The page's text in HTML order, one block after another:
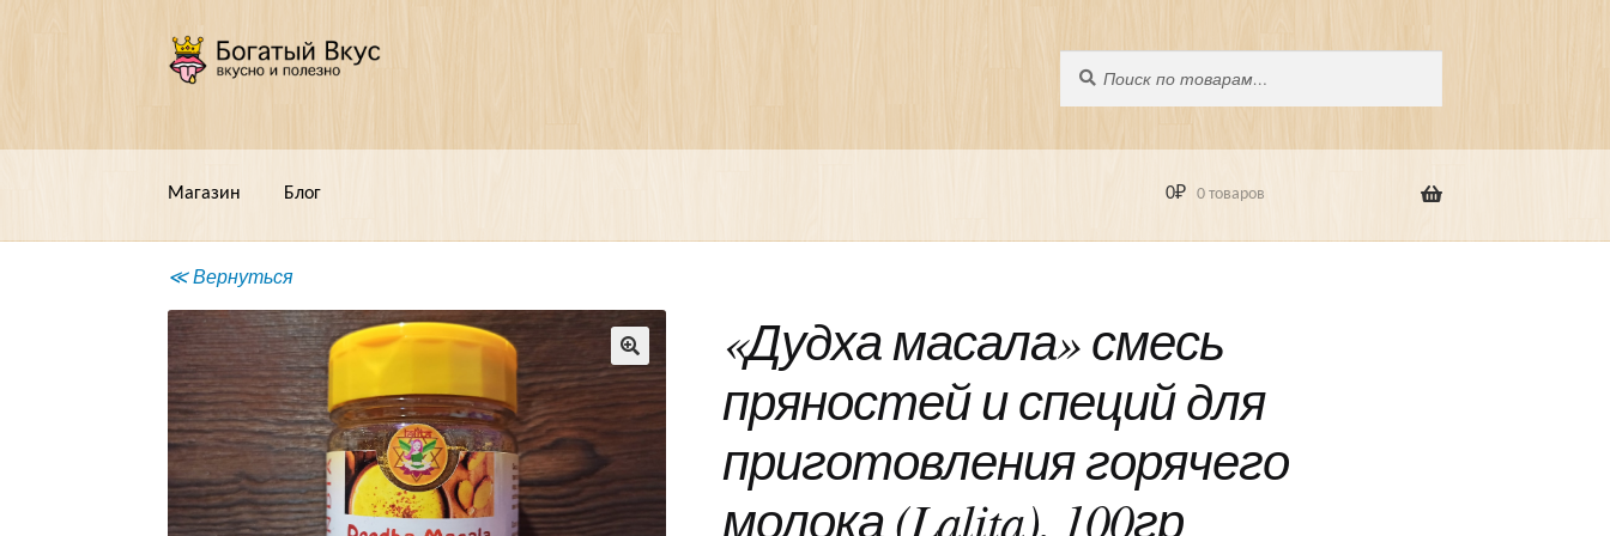
Перейти
Перейти
Магазин Блог 0₽ 0 товаров
≪ Вернуться
🔍
«Дудха масала» смесь
пряностей и специй для
приготовления горячего
молока (Lalita), 100гр